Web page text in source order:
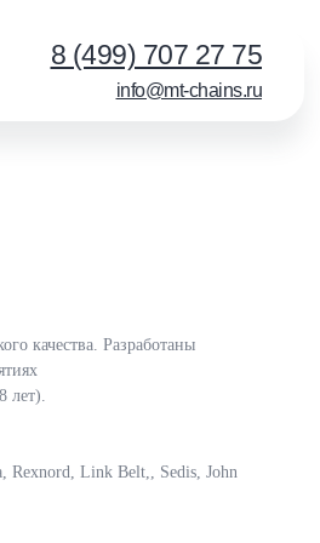
info@mt-chains.ru
8 (499) 707 27 75
качества. Разработаны
лет).
Rexnord, Link Belt,, Sedis, John